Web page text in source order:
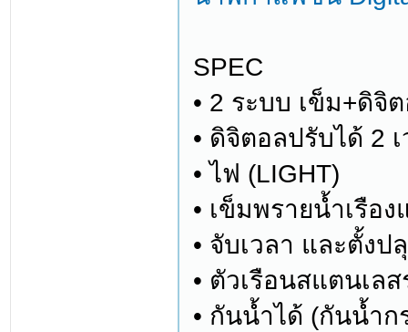
SPEC
• 2 ระบบ เข็ม+ดิจิ
• ดิจิตอลปรับได้ 2
• ไฟ (LIGHT)
• เข็มพรายน้ำเรือง
• จับเวลา และตั้งป
• ตัวเรือนสแตนเล
• กันน้ำได้ (กันน้ำ